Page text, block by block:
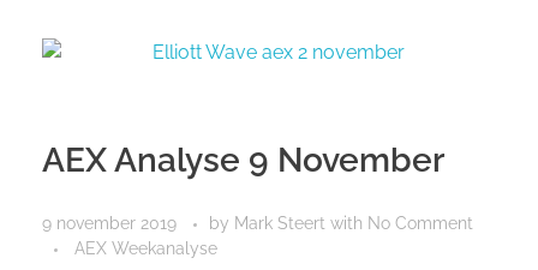
AEX Analyse 9 November
9 november 2019 by Mark Steert with No Comment
AEX Weekanalyse